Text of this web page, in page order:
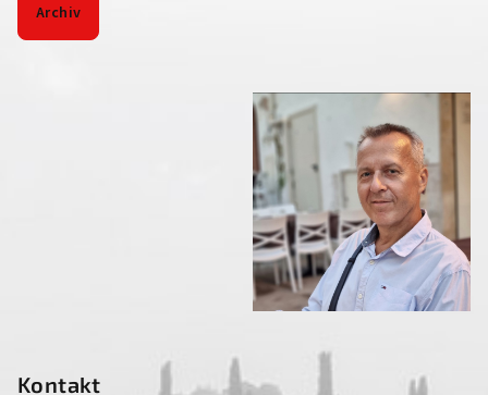
Archiv
Kontakt